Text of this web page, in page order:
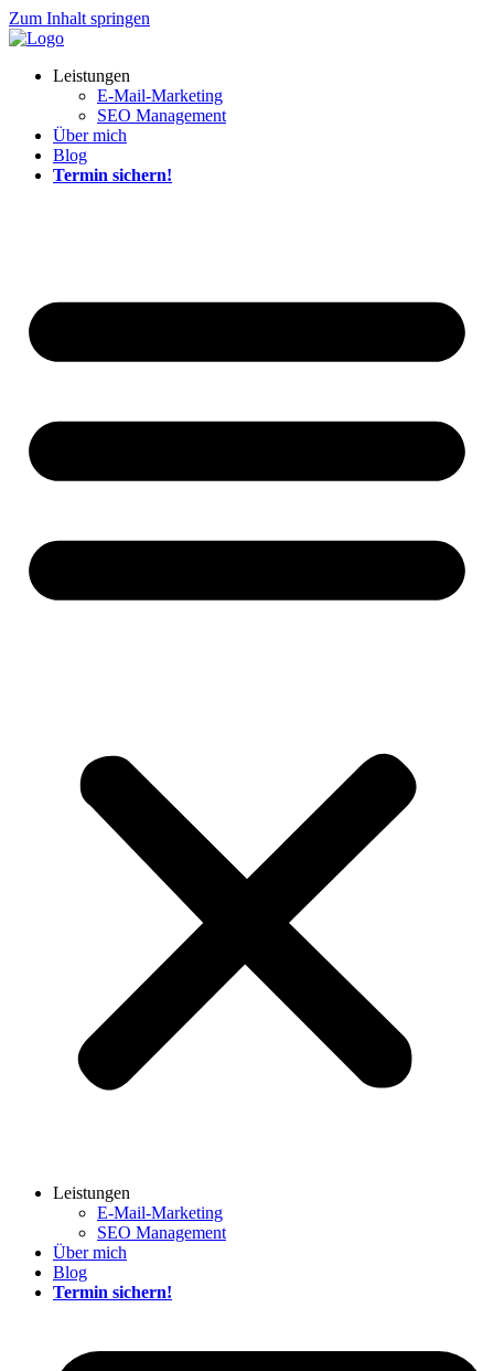
Zum Inhalt springen
Leistungen
E-Mail-Marketing
SEO Management
Über mich
Blog
Termin sichern!
Leistungen
E-Mail-Marketing
SEO Management
Über mich
Blog
Termin sichern!